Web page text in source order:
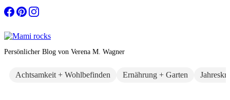
Zum
Inhalt
Persönlicher Blog von Verena M. Wagner
Achtsamkeit + Wohlbefinden Ernährung + Garten